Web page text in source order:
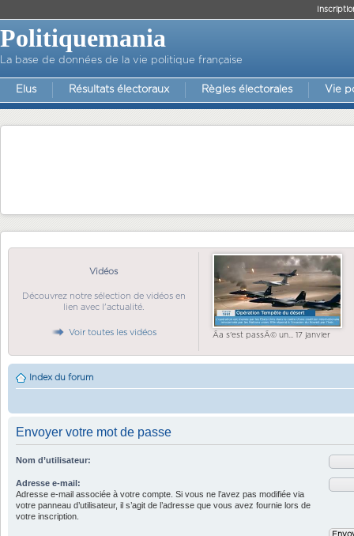
Politiquemania
La base de données de la vie politique française
Elus Résultats électoraux Règles électorales Vie
Vidéos
Découvrez notre sélection de vidéos en
lien avec l'actualité.
Voir toutes les vidéos Ãa s'est passÃ© un... 17 janvier
Index du forum
Envoyer votre mot de passe
Nom d’utilisateur:
Adresse e-mail:
Adresse e-mail associée à votre compte. Si vous ne l’avez pas modifiée via
votre panneau d’utilisateur, il s’agit de l’adresse que vous avez fournie lors de
votre inscription.